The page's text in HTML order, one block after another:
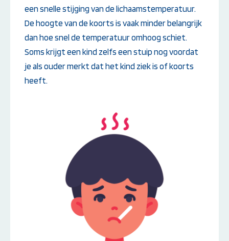
een snelle stijging van de lichaamstemperatuur.
De hoogte van de koorts is vaak minder belangrijk
dan hoe snel de temperatuur omhoog schiet.
Soms krijgt een kind zelfs een stuip nog voordat
je als ouder merkt dat het kind ziek is of koorts
heeft.